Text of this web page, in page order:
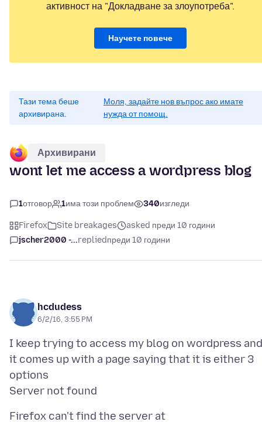
активност на "Докладване за злоупотреба".
Научете повече
Тази тема беше
архивирана.
Моля, задайте нов въпрос ако имате
нужда от помощ.
Архивирани
wont let me access a wordpress blog
1отговор 1има този проблем 340изгледи
Firefox Site breakages
asked преди 10 години
jscher2000 -...repliedпреди 10 години
hcdudess
6/2/16, 3:55 PM
I keep trying to access my blog on wordpress and
it comes up with a page saying that it is either 3
options
Firefox can't find the server at